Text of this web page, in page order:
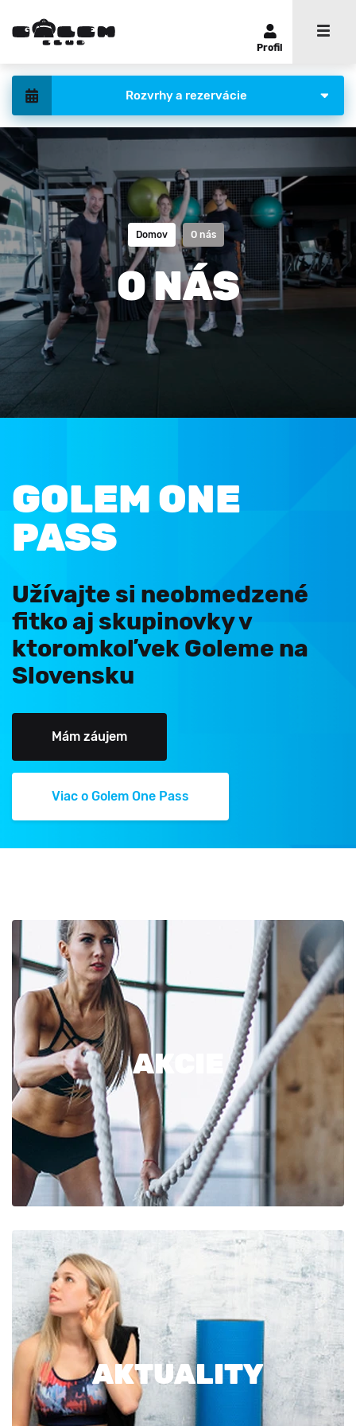
Profil
Rozvrhy a rezervácie
Domov O nás
O NÁS
GOLEM ONE
PASS
Užívajte si neobmedzené
fitko aj skupinovky v
ktoromkoľvek Goleme na
Slovensku
Mám záujem
Viac o Golem One Pass
AKCIE
AKTUALITY